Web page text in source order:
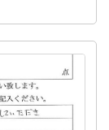
ました。ご
様にお願い
もちまし
うございま